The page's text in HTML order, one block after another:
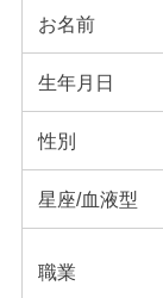
お名前
生年月日
性別
星座/血液型
職業